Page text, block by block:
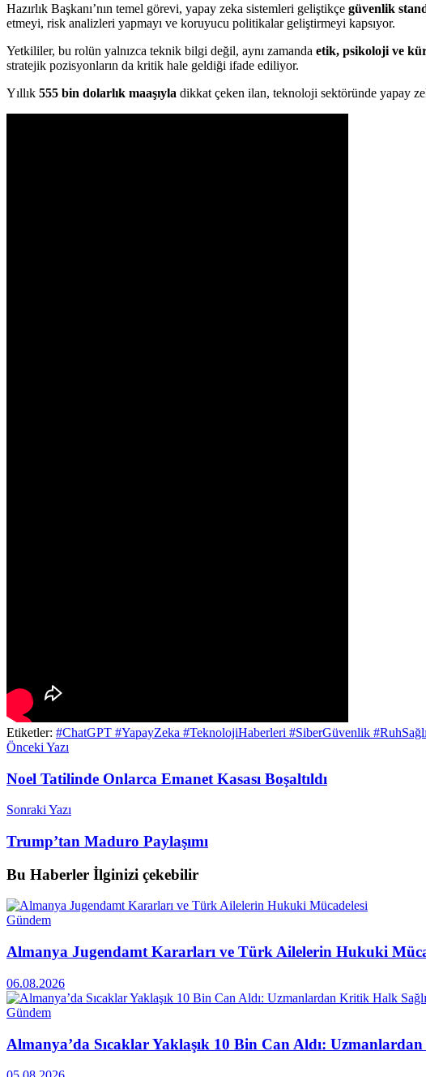
Hazırlık Başkanı’nın temel görevi, yapay zeka sistemleri geliştikçe güvenlik
etmeyi, risk analizleri yapmayı ve koruyucu politikalar geliştirmeyi kapsıyor.
Yetkililer, bu rolün yalnızca teknik bilgi değil, aynı zamanda etik, psikoloji ve
stratejik pozisyonların da kritik hale geldiği ifade ediliyor.
Yıllık 555 bin dolarlık maaşıyla dikkat çeken ilan, teknoloji sektöründe yapay
Etiketler: #ChatGPT #YapayZeka #TeknolojiHaberleri #SiberGüvenlik
Önceki Yazı
Noel Tatilinde Onlarca Emanet Kasası Boşaltıldı
Sonraki Yazı
Trump’tan Maduro Paylaşımı
Bu Haberler İlginizi çekebilir
Gündem
Almanya Jugendamt Kararları ve Türk Ailelerin Hukuki
06.08.2026
Gündem
Almanya’da Sıcaklar Yaklaşık 10 Bin Can Aldı: Uzmanlardan